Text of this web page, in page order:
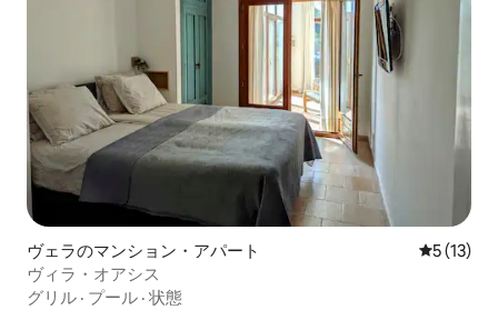
Treten Sie direkt von Ihrem Apartment
auf den Sand oder genießen Sie den
ruhigen Gemeinschaftspool, der fast
privates Flair bietet. Exklusives Design:
Von der Qualität der Handtücher bis hin
zur architektonischen Gestaltung –
dieses Apartment zählt zu den
glamourösesten der Region.
Hervorragende Gastfreundschaft: Wir
legen Wert auf schnelle, unkomplizierte
Kommunikation und einen herzlichen
Empfang, auch bei kurzfristigen
Buchungen. Ob Sie nun wegen der
unberührten Strände oder des stilvollen
Interieurs kommen – Sie werden dieses
ヴェラのマンション・アパート レビュー
5 (13)
ヴィラ・オアシス
グリル · プール · 状態